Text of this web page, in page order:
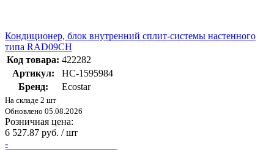
Кондиционер, блок внутренний сплит-системы настенного
типа RAD09CH
Код товара: 422282
Артикул:
НС-1595984
Бренд:
Ecostar
На складе 2 шт
Обновлено 05.08.2026
Розничная цена:
6 527.87 руб. / шт
-